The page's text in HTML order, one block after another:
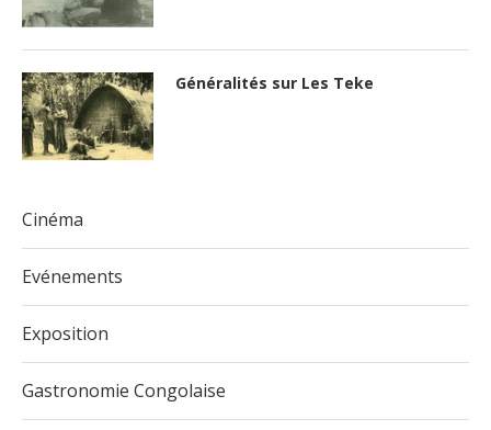
Généralités sur Les Teke
Cinéma
Evénements
Exposition
Gastronomie Congolaise